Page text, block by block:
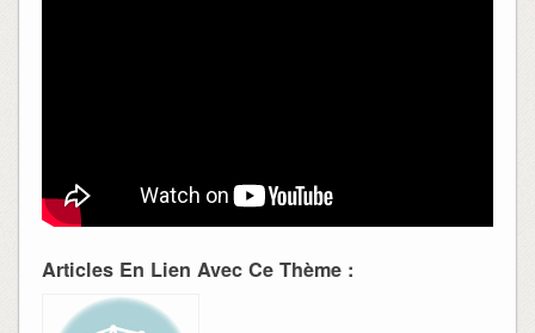
Articles En Lien Avec Ce Thème :